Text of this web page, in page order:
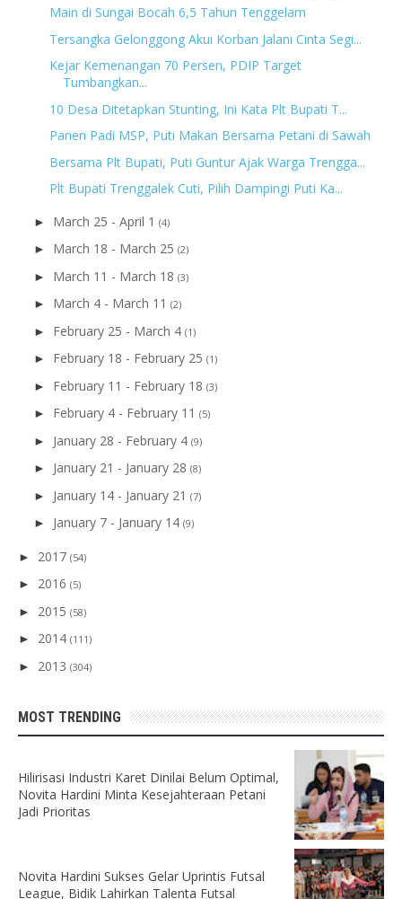
Main di Sungai Bocah 6,5 Tahun Tenggelam
Tersangka Gelonggong Akui Korban Jalani Cinta Segi...
Kejar Kemenangan 70 Persen, PDIP Target
Tumbangkan...
10 Desa Ditetapkan Stunting, Ini Kata Plt Bupati T...
Panen Padi MSP, Puti Makan Bersama Petani di Sawah
Bersama Plt Bupati, Puti Guntur Ajak Warga Trengga...
Plt Bupati Trenggalek Cuti, Pilih Dampingi Puti Ka...
► March 25 - April 1 (4)
► March 18 - March 25 (2)
► March 11 - March 18 (3)
► March 4 - March 11 (2)
► February 25 - March 4 (1)
► February 18 - February 25 (1)
► February 11 - February 18 (3)
► February 4 - February 11 (5)
► January 28 - February 4 (9)
► January 21 - January 28 (8)
► January 14 - January 21 (7)
► January 7 - January 14 (9)
► 2017 (54)
► 2016 (5)
► 2015 (58)
► 2014 (111)
► 2013 (304)
MOST TRENDING
Hilirisasi Industri Karet Dinilai Belum Optimal,
Novita Hardini Minta Kesejahteraan Petani
Jadi Prioritas
Novita Hardini Sukses Gelar Uprintis Futsal
League, Bidik Lahirkan Talenta Futsal